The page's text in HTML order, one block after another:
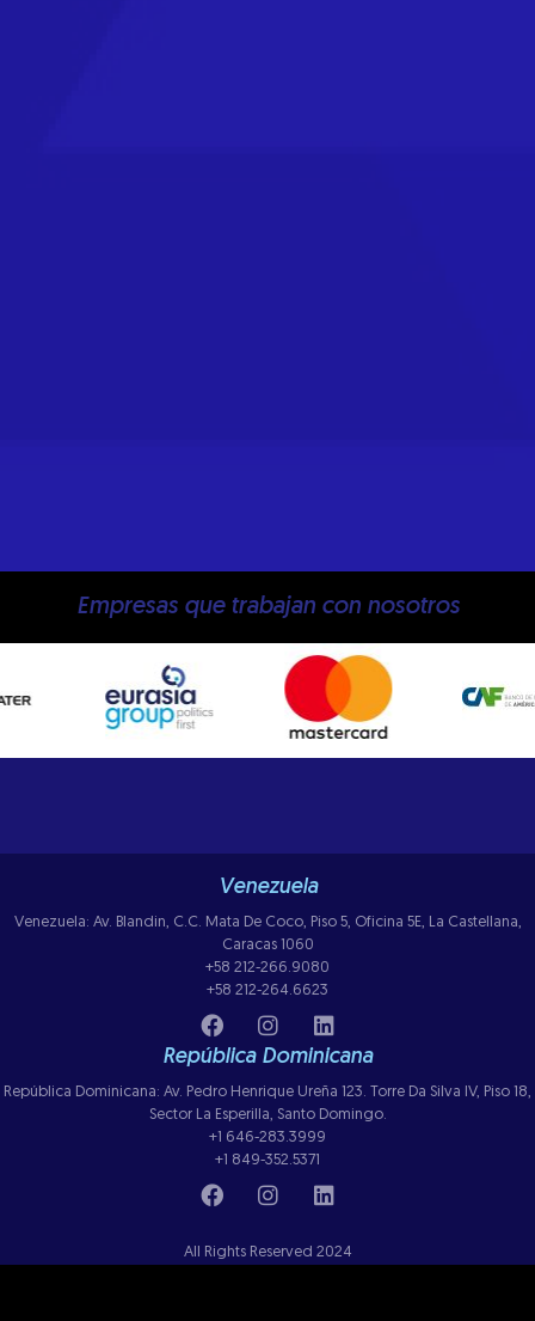
Empresas que trabajan con nosotros
Venezuela
Venezuela: Av. Blandin, C.C. Mata De Coco, Piso 5, Oficina 5E, La Castellana,
Caracas 1060
+58 212-266.9080
+58 212-264.6623
República Dominicana
República Dominicana: Av. Pedro Henrique Ureña 123. Torre Da Silva IV, Piso 18,
Sector La Esperilla, Santo Domingo.
+1 646-283.3999
+1 849-352.5371
All Rights Reserved 2024